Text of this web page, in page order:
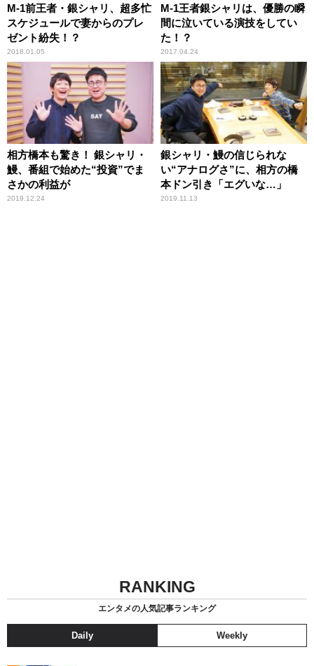
M-1前王者・銀シャリ、超多忙
スケジュールで妻からのプレ
ゼント紛失！？
2018.01.05
M-1王者銀シャリは、優勝の瞬
間に泣いている演技をしてい
た！？
2017.04.24
相方橋本も驚き！ 銀シャリ・
鰻、番組で始めた“投資”でま
さかの利益が
2019.12.24
銀シャリ・鰻の信じられな
い“アナログさ”に、相方の橋
本ドン引き「エグいな…」
2019.11.13
RANKING
エンタメの人気記事ランキング
Daily Weekly